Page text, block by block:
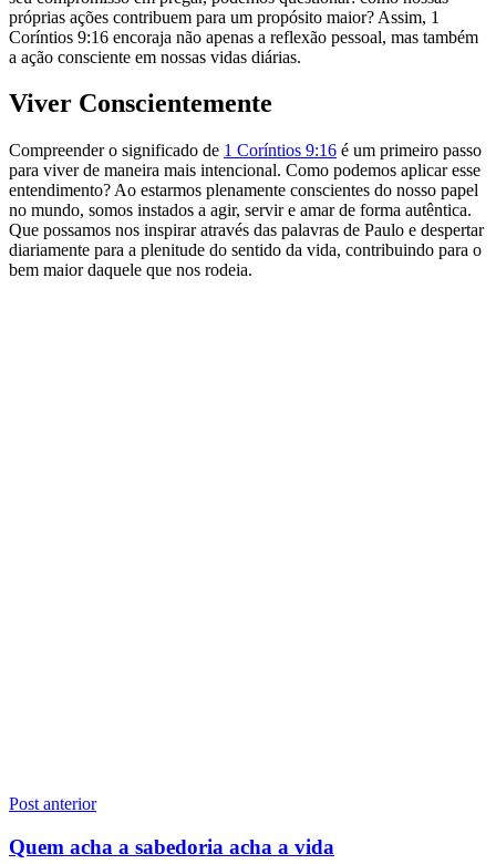
próprias ações contribuem para um propósito maior? Assim, 1
Coríntios 9:16 encoraja não apenas a reflexão pessoal, mas também
a ação consciente em nossas vidas diárias.
Viver Conscientemente
Compreender o significado de 1 Coríntios 9:16 é um primeiro passo
para viver de maneira mais intencional. Como podemos aplicar esse
entendimento? Ao estarmos plenamente conscientes do nosso papel
no mundo, somos instados a agir, servir e amar de forma autêntica.
Que possamos nos inspirar através das palavras de Paulo e despertar
diariamente para a plenitude do sentido da vida, contribuindo para o
bem maior daquele que nos rodeia.
Navegação
de
Post anterior
Quem acha a sabedoria acha a vida